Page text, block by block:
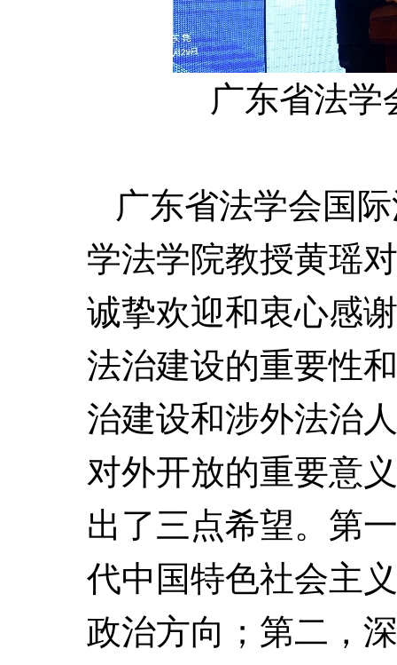
广东省法学
广东省法学会国
学法学院教授黄瑶
诚挚欢迎和衷心感
法治建设的重要性
治建设和涉外法治
对外开放的重要意
出了三点希望。第
代中国特色社会主
政治方向；第二，